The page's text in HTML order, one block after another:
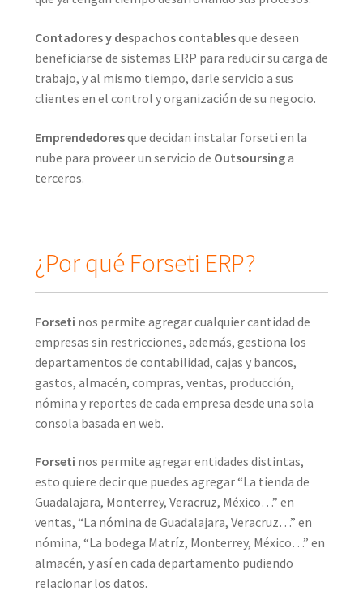
Contadores y despachos contablesque deseen
beneficiarse de sistemas ERP para reducir su carga de
trabajo, y al mismo tiempo, darle servicio a sus
clientes en el control y organización de su negocio.
Emprendedoresque decidan instalar forseti en la
nube para proveer un servicio de Outsoursinga
terceros.
¿Por qué Forseti ERP?
Forseti nos permite agregar cualquier cantidad de
empresas sin restricciones, además, gestiona los
departamentos de contabilidad, cajas y bancos,
gastos, almacén, compras, ventas, producción,
nómina y reportes de cada empresa desde una sola
consola basada en web.
Forseti nos permite agregar entidades distintas,
esto quiere decir que puedes agregar “La tienda de
Guadalajara, Monterrey, Veracruz, México…” en
ventas, “La nómina de Guadalajara, Veracruz…” en
nómina, “La bodega Matríz, Monterrey, México…” en
almacén, y así en cada departamento pudiendo
relacionar los datos.